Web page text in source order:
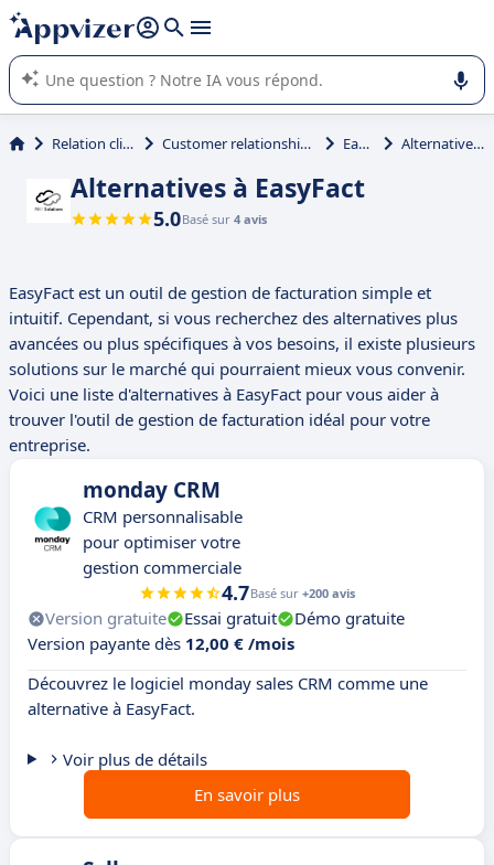
répondre (plusieurs lignes avec
L'IA de Appvizer vous guide dans l'utilisation ou la sélection de
logiciel SaaS en entreprise.
Relation client et vente Customer relationship management (CRM) EasyFact Alternatives à EasyFact
Alternatives à EasyFact
5.0Basé sur 4 avis
EasyFact est un outil de gestion de facturation simple et
intuitif. Cependant, si vous recherchez des alternatives plus
avancées ou plus spécifiques à vos besoins, il existe plusieurs
solutions sur le marché qui pourraient mieux vous convenir.
Voici une liste d'alternatives à EasyFact pour vous aider à
trouver l'outil de gestion de facturation idéal pour votre
entreprise.
monday CRM
CRM personnalisable
pour optimiser votre
gestion commerciale
4.7Basé sur +200 avis
Version gratuite Essai gratuit
Démo gratuite
Version payante dès 12,00 € /mois
Découvrez le logiciel monday sales CRM comme une
alternative à EasyFact.
Voir plus de détails
En savoir plus